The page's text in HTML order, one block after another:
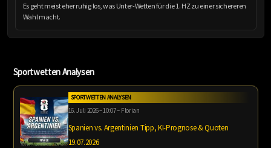
Es geht meist eher ruhig los, was Unter-Wetten für die 1. HZ zu einer sichereren
Wahl macht.
Sportwetten Analysen
SPORTWETTEN ANALYSEN
16. Juli 2026 – 10:07 – Florian
Spanien vs. Argentinien Tipp, KI-Prognose & Quoten
19.07.2026